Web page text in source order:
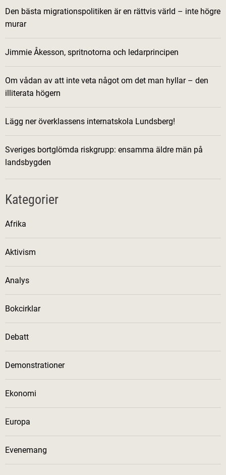
Den bästa migrationspolitiken är en rättvis värld – inte högre
murar
Jimmie Åkesson, spritnotorna och ledarprincipen
Om vådan av att inte veta något om det man hyllar – den
illiterata högern
Lägg ner överklassens internatskola Lundsberg!
Sveriges bortglömda riskgrupp: ensamma äldre män på
landsbygden
Kategorier
Afrika
Aktivism
Analys
Bokcirklar
Debatt
Demonstrationer
Ekonomi
Europa
Evenemang